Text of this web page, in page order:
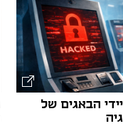
הבאגים של